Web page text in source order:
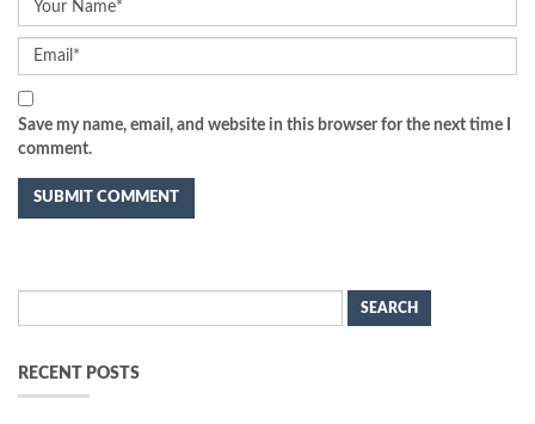
Save my name, email, and website in this browser for the next time I
comment.
for:
RECENT POSTS